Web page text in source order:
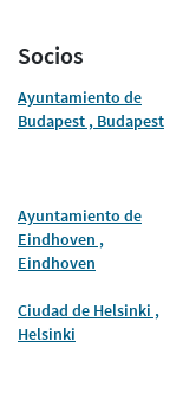
Socios
Ayuntamiento de
Budapest , Budapest
Ayuntamiento de
Eindhoven ,
Eindhoven
Ciudad de Helsinki ,
Helsinki